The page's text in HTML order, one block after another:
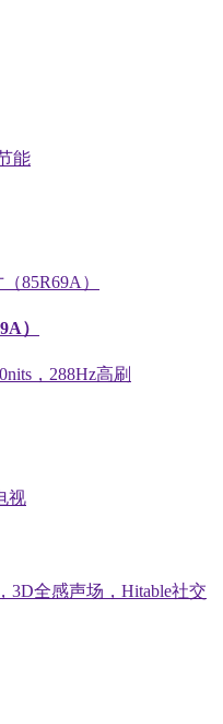
能
）
，288Hz高刷
3D全感声场，Hitable社交